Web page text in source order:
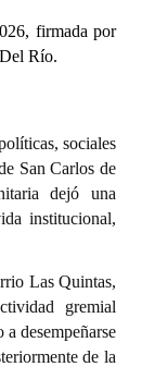
firmada por
Río.
sociales
San Carlos de
dejó una
institucional,
Las Quintas,
gremial
desempeñarse
de la